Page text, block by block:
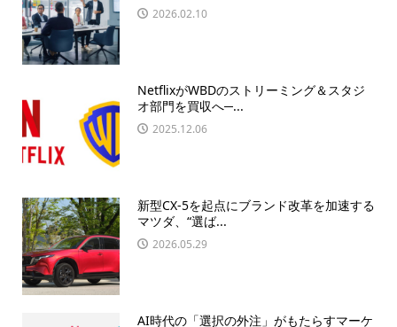
2026.02.10
NetflixがWBDのストリーミング＆スタジ
オ部門を買収へ─...
2025.12.06
新型CX-5を起点にブランド改革を加速する
マツダ、“選ば...
2026.05.29
AI時代の「選択の外注」がもたらすマーケ